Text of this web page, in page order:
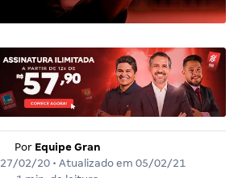
Por Equipe Gran
27/02/20 • Atualizado em 05/02/21